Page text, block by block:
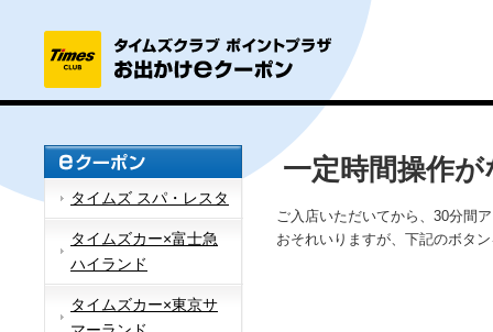
タイムズ スパ・レスタ
タイムズカー×富士急
ハイランド
タイムズカー×東京サ
一定時間操作
ご入店いただいてから、30分間
おそれいりますが、下記のボタ